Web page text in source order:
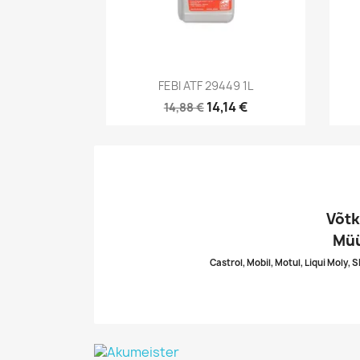
Kiirvaade
FEBI ATF 29449 1L
14,88 € 14,14 €
Castrol, Mobil, Motul, Liqui Moly,